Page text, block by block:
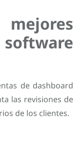
de dashboard
las revisiones de
de los clientes.